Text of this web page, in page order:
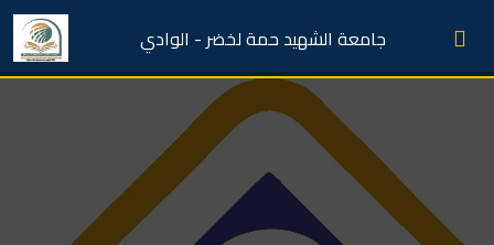
جامعة الشهيد حمة لخضر - الوادي